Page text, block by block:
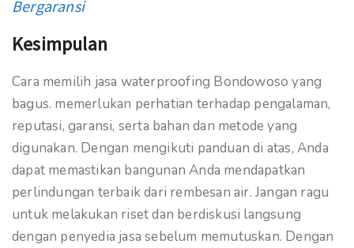
Bergaransi
Kesimpulan
Cara memilih jasa waterproofing Bondowoso yang
bagus. memerlukan perhatian terhadap pengalaman,
reputasi, garansi, serta bahan dan metode yang
digunakan. Dengan mengikuti panduan di atas, Anda
dapat memastikan bangunan Anda mendapatkan
perlindungan terbaik dari rembesan air. Jangan ragu
untuk melakukan riset dan berdiskusi langsung
dengan penyedia jasa sebelum memutuskan. Dengan